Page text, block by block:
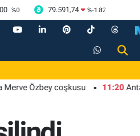
%0 79.591,74 %-1.82
Özbey coşkusu 11:20 Antalya